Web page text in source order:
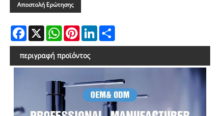
Αποστολή Ερώτησης
Facebook
X WhatsAppPinterestLinkedIn
περιγραφή προϊόντος